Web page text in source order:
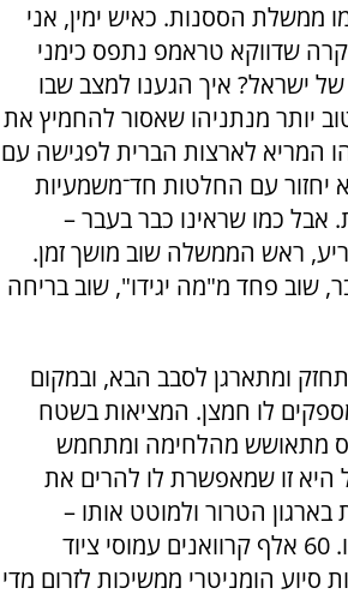
ממשלת הססנות. כאיש ימין, אני
שדווקא טראמפ נתפס כימני
ישראל? איך הגענו למצב שבו
יותר מנתניהו שאסור להחמיץ את
המריא לארצות הברית לפגישה עם
יחזור עם החלטות חד־משמעיות
אבל כמו שראינו כבר בעבר –
ראש הממשלה שוב מושך זמן.
שוב פחד מ"מה יגידו", שוב בריחה
ומתארגן לסבב הבא, ובמקום
לו חמצן. המציאות בשטח
מתאושש מהלחימה ומתחמש
היא זו שמאפשרת לו להרים את
הטרור ולמוטט אותו –
הממשלה מזינה אותו. 60 אלף קרוואנים עמוסי ציוד
סיוע הומניטרי ממשיכות לזרום מדי